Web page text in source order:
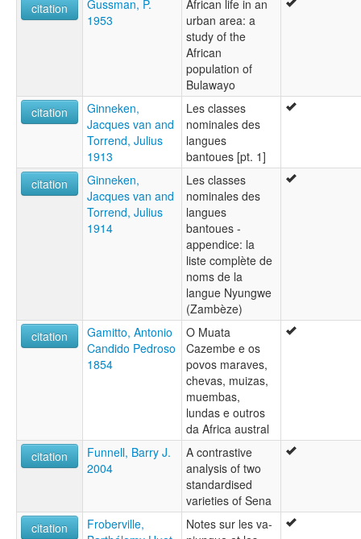
citation
Gussman, P.
1953
African life in an
urban area: a
study of the
African
population of
Bulawayo
citation
Ginneken,
Jacques van and
Torrend, Julius
1913
Les classes
nominales des
langues
bantoues [pt. 1]
citation
Ginneken,
Jacques van and
Torrend, Julius
1914
Les classes
nominales des
langues
bantoues -
appendice: la
liste complète de
noms de la
langue Nyungwe
(Zambèze)
citation
Gamitto, Antonio
Candido Pedroso
1854
O Muata
Cazembe e os
povos maraves,
chevas, muizas,
muembas,
lundas e outros
da Africa austral
citation
Funnell, Barry J.
2004
A contrastive
analysis of two
standardised
varieties of Sena
citation
Froberville,
Notes sur les va-